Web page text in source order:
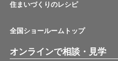
住まいづくりのレシピ
全国ショールームトップ
オンラインで相談・見学